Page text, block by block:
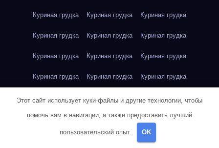
Куриная грудка Куриная грудка Куриная грудка
Куриная грудка Куриная грудка Куриная грудка
Куриная грудка Куриная грудка Куриная грудка
Куриная грудка Куриная грудка Куриная грудка
Куриная грудка Куриное яйцо Куриное яйцо
Куриное яйцо Куриное яйцо Куриное яйцо Куриное яйцо
Этот сайт использует куки-файлы и другие технологии, чтобы
помочь вам в навигации, а также предоставить лучший
пользовательский опыт. OK